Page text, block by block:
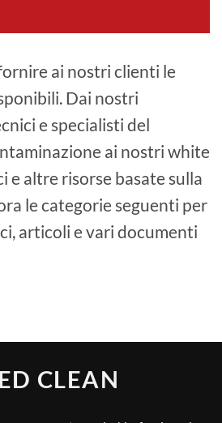
ai nostri clienti le
Dai nostri
e specialisti del
ai nostri white
e altre risorse basate sulla
le categorie seguenti per
articoli e vari documenti
CLEAN